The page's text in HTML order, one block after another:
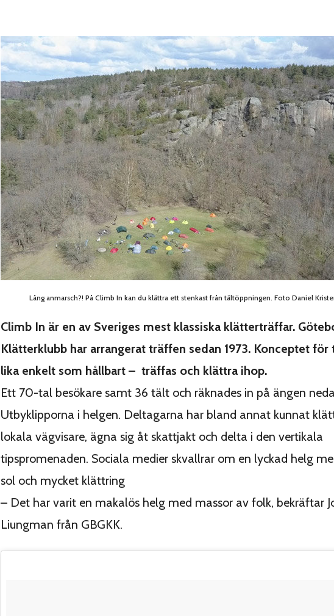
Lång anmarsch?! På Climb In kan du klättra ett stenkast från tältöppningen. Foto Daniel
Climb In är en av Sveriges mest klassiska klätterträffar.
Klätterklubb har arrangerat träffen sedan 1973. Konceptet
lika enkelt som hållbart – träffas och klättra ihop.
Ett 70-tal besökare samt 36 tält och räknades in på ängen
Utbyklipporna i helgen. Deltagarna har bland annat kunnat
lokala vägvisare, ägna sig åt skattjakt och delta i den vertikala
tipspromenaden. Sociala medier skvallrar om en lyckad helg
sol och mycket klättring
– Det har varit en makalös helg med massor av folk, bekräftar
Liungman från GBGKK.